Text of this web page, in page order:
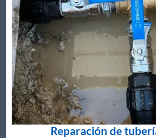
Reparación de